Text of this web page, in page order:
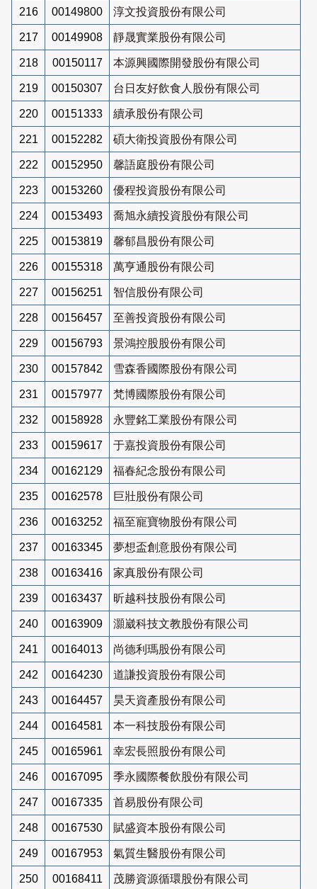
216 00149800 淳文投資股份有限公司
217 00149908 靜晟實業股份有限公司
218 00150117 本源興國際開發股份有限公司
219 00150307 台日友好飲食人股份有限公司
220 00151333 續承股份有限公司
221 00152282 碩大衛投資股份有限公司
222 00152950 馨語庭股份有限公司
223 00153260 優程投資股份有限公司
224 00153493 喬旭永續投資股份有限公司
225 00153819 馨郁昌股份有限公司
226 00155318 萬亨通股份有限公司
227 00156251 智信股份有限公司
228 00156457 至善投資股份有限公司
229 00156793 景鴻控股股份有限公司
230 00157842 雪森香國際股份有限公司
231 00157977 梵博國際股份有限公司
232 00158928 永豐銘工業股份有限公司
233 00159617 于嘉投資股份有限公司
234 00162129 福春紀念股份有限公司
235 00162578 巨壯股份有限公司
236 00163252 福至寵寶物股份有限公司
237 00163345 夢想盃創意股份有限公司
238 00163416 家真股份有限公司
239 00163437 昕越科技股份有限公司
240 00163909 灝崴科技文教股份有限公司
241 00164013 尚德利瑪股份有限公司
242 00164230 道謙投資股份有限公司
243 00164457 昊天資產股份有限公司
244 00164581 本一科技股份有限公司
245 00165961 幸宏長照股份有限公司
246 00167095 季永國際餐飲股份有限公司
247 00167335 首易股份有限公司
248 00167530 賦盛資本股份有限公司
249 00167953 氣質生醫股份有限公司
250 00168411
茂勝資源循環股份有限公司